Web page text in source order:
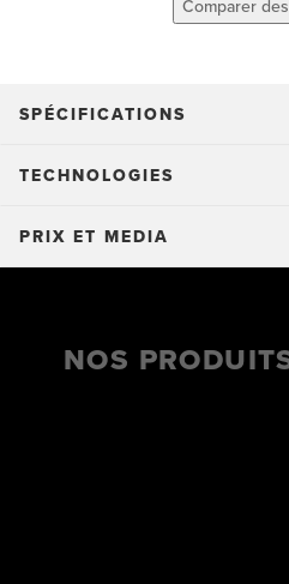
Comparer
SPÉCIFICATIONS
TECHNOLOGIES
PRIX ET MEDIA
NOS